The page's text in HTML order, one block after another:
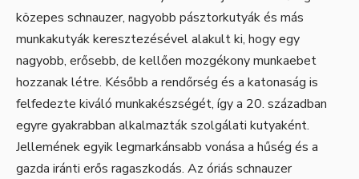
közepes schnauzer, nagyobb pásztorkutyák és más
munkakutyák keresztezésével alakult ki, hogy egy
nagyobb, erősebb, de kellően mozgékony munkaebet
hozzanak létre. Később a rendőrség és a katonaság is
felfedezte kiváló munkakészségét, így a 20. században
egyre gyakrabban alkalmazták szolgálati kutyaként.
Jellemének egyik legmarkánsabb vonása a hűség és a
gazda iránti erős ragaszkodás. Az óriás schnauzer